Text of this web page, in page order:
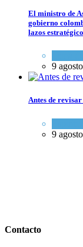
El ministro de
gobierno
lazos
9
Antes de
9
Contacto